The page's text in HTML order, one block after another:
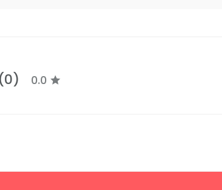
0.0